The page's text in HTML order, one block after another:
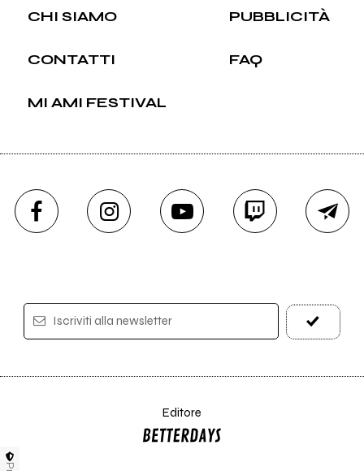
CHI SIAMO PUBBLICITÀ
CONTATTI FAQ
MI AMI FESTIVAL
Iscriviti alla newsletter
Editore